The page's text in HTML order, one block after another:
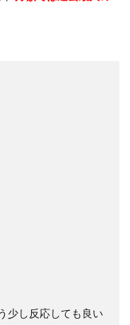
少し反応しても良い